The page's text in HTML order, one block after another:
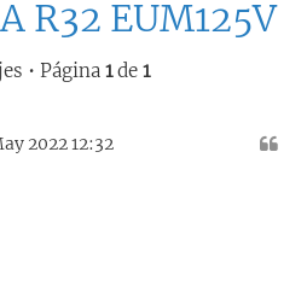
R32 EUM125V
• Página 1de 1
2022 12:32